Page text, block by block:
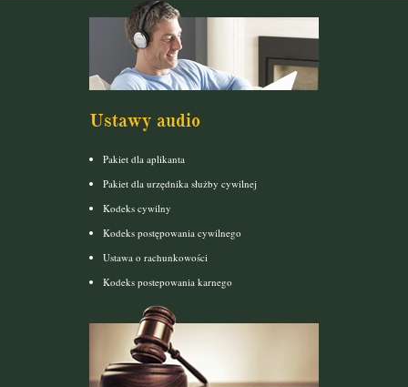
Ustawy audio
Pakiet dla aplikanta
Pakiet dla urzędnika służby cywilnej
Kodeks cywilny
Kodeks postępowania cywilnego
Ustawa o rachunkowości
Kodeks postepowania karnego